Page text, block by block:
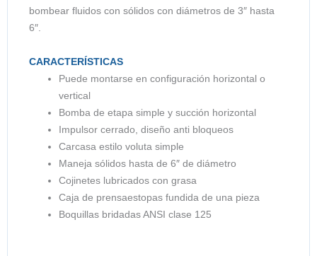
bombear fluidos con sólidos con diámetros de 3″ hasta
6″.
CARACTERÍSTICAS
Puede montarse en configuración horizontal o
vertical
Bomba de etapa simple y succión horizontal
Impulsor cerrado, diseño anti bloqueos
Carcasa estilo voluta simple
Maneja sólidos hasta de 6″ de diámetro
Cojinetes lubricados con grasa
Caja de prensaestopas fundida de una pieza
Boquillas bridadas ANSI clase 125